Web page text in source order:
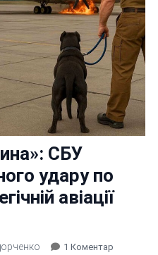
СБУ
удару по
авіації
1 КоментарДо